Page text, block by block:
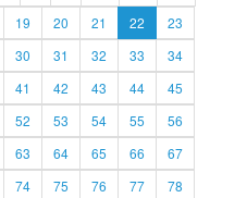
19 20 21 22
23
30 31 32 33
34
41 42 43 44
45
52 53 54 55
56
63 64 65 66
67
74 75 76 77 78